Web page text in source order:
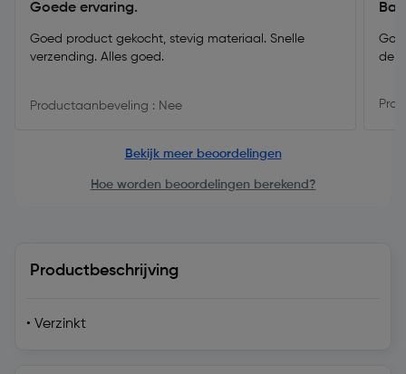
Goede ervaring.
Goed product gekocht, stevig materiaal. Snelle
verzending. Alles goed.
Productaanbeveling : Nee
de
Bekijk meer beoordelingen
Hoe worden beoordelingen berekend?
Productbeschrijving
• Verzinkt